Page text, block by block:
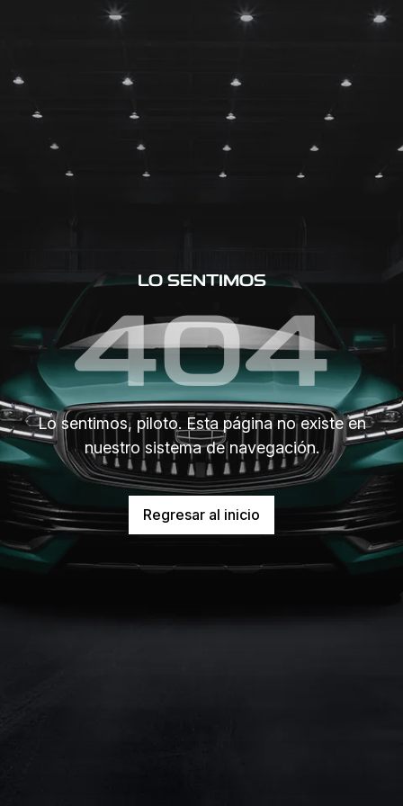
LO SENTIMOS
404
Lo sentimos, piloto. Esta página no existe en
nuestro sistema de navegación.
Regresar al inicio